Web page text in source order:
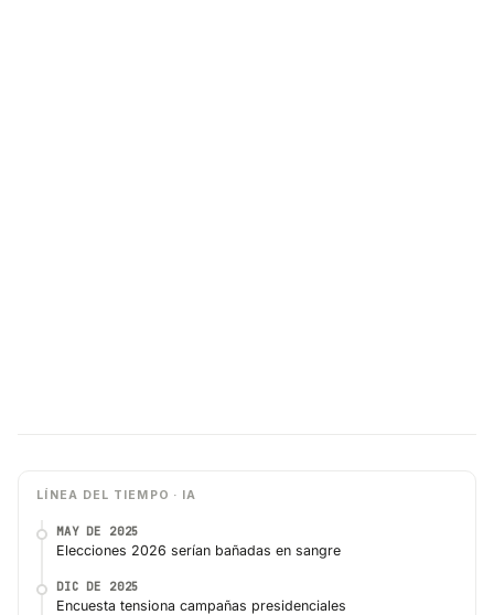
LÍNEA DEL TIEMPO · IA
MAY DE 2025
Elecciones 2026 serían bañadas en sangre
DIC DE 2025
Encuesta tensiona campañas presidenciales